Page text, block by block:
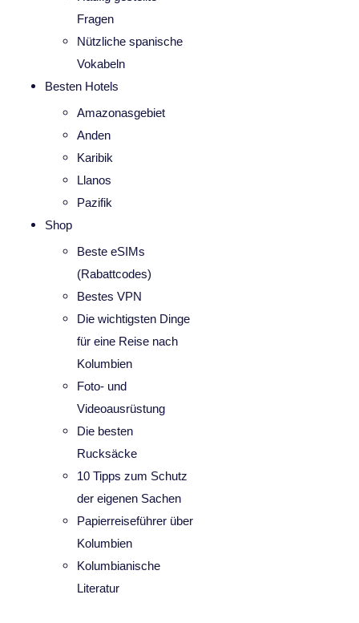
Fragen
Nützliche spanische
Vokabeln
Besten Hotels
Amazonasgebiet
Anden
Karibik
Llanos
Pazifik
Shop
Beste eSIMs
(Rabattcodes)
Bestes VPN
Die wichtigsten Dinge
für eine Reise nach
Kolumbien
Foto- und
Videoausrüstung
Die besten
Rucksäcke
10 Tipps zum Schutz
der eigenen Sachen
Papierreiseführer über
Kolumbien
Kolumbianische
Literatur